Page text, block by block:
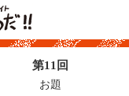
第11 回
お題